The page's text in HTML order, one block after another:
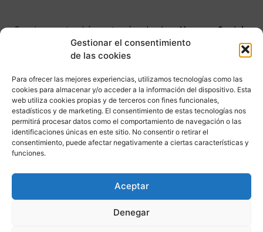
Gestionar el consentimiento
de las cookies
Para ofrecer las mejores experiencias, utilizamos tecnologías como las
cookies para almacenar y/o acceder a la información del dispositivo. Esta
web utiliza cookies propias y de terceros con fines funcionales,
estadísticos y de marketing. El consentimiento de estas tecnologías nos
permitirá procesar datos como el comportamiento de navegación o las
identificaciones únicas en este sitio. No consentir o retirar el
consentimiento, puede afectar negativamente a ciertas características y
funciones.
Aceptar
Denegar
Seguiu-nos també a través de lesXarxes Socials
(Facebook, Twitter, Google+)
https://www.facebook.com/nousuport
Twitter:https://twitter.com/nousuport
Instagram:
https://www.instagram.com/assessoria_nousuport/
Des de 1988 que som al mercat i esperem continuar
servint-vos.
Una cordial salutació